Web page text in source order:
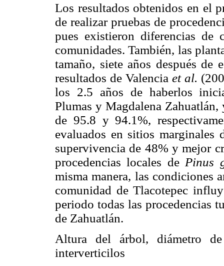
Los resultados obtenidos en el
de realizar pruebas de
pues existieron diferencias de
comunidades. También, las
tamaño, siete años después de
resultados de Valencia et al.
los 2.5 años de haberlos
Plumas y Magdalena
de 95.8 y 94.1%,
evaluados en sitios marginales
supervivencia de 48% y mejor
procedencias locales de Pinus
misma manera, las condiciones
comunidad de Tlacotepec
periodo todas las procedencias
de Zahuatlán.
Altura del árbol, diámetro
interverticilos